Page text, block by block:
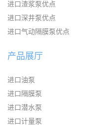
进口渣浆泵优点
进口深井泵优点
进口气动隔膜泵优点
产品展厅
进口油泵
进口隔膜泵
进口潜水泵
进口计量泵